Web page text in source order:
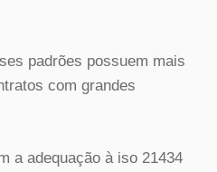
padrões possuem mais
com grandes
a adequação à iso 21434